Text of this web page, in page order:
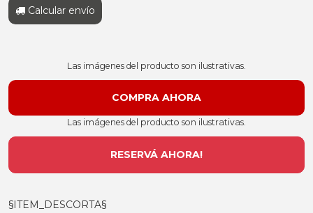
Calcular envío
Las imágenes del producto son ilustrativas.
Las imágenes del producto son ilustrativas.
RESERVÁ AHORA!
§ITEM_DESCORTA§